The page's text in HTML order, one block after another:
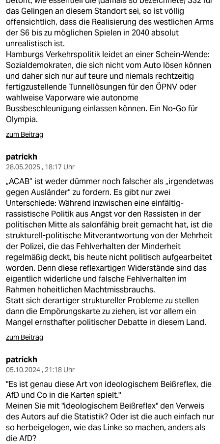
das Gelingen an diesem Standort sei, so ist völlig
offensichtlich, dass die Realisierung des westlichen Arms
der S6 bis zu möglichen Spielen in 2040 absolut
unrealistisch ist.
Hamburgs Verkehrspolitik leidet an einer Schein-Wende:
Sozialdemokraten, die sich nicht vom Auto lösen können
und daher sich nur auf teure und niemals rechtzeitig
fertigzustellende Tunnellösungen für den ÖPNV oder
wahlweise Vaporware wie autonome
Bussbeschleunigung einlassen können. Ein No-Go für
Olympia.
zum Beitrag
patrickh
28.05.2025 , 18:17 Uhr
„ACAB“ ist weder dümmer noch falscher als „irgendetwas
gegen Ausländer“ zu fordern. Es gibt nur zwei
Unterschiede: Während inzwischen eine einfältig-
rassistische Politik aus Angst vor den Rassisten in der
politischen Mitte als salonfähig breit gemacht hat, ist die
strukturell-politische Mitverantwortung von der Mehrheit
der Polizei, die das Fehlverhalten der Minderheit
regelmäßig deckt, bis heute nicht politisch aufgearbeitet
worden. Denn diese reflexartigen Widerstände sind das
eigentlich widerliche und falsche Fehlverhalten im
Rahmen hoheitlichen Machtmissbrauchs.
Statt sich derartiger struktureller Probleme zu stellen
dann die Empörungskarte zu ziehen, ist vor allem ein
Mangel ernsthafter politischer Debatte in diesem Land.
zum Beitrag
patrickh
05.10.2024 , 21:18 Uhr
"Es ist genau diese Art von ideologischem Beißreflex, die
AfD und Co in die Karten spielt."
Meinen Sie mit "ideologischem Beißreflex" den Verweis
des Autors auf die Statistik? Oder ist die auch einfach nur
so herbeigelogen, wie das Linke so machen, anders als
die AfD?